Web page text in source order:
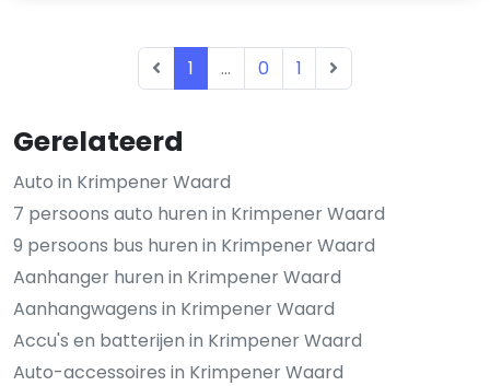
Gerelateerd
Auto in Krimpener Waard
7 persoons auto huren in Krimpener Waard
9 persoons bus huren in Krimpener Waard
Aanhanger huren in Krimpener Waard
Aanhangwagens in Krimpener Waard
Accu's en batterijen in Krimpener Waard
Auto-accessoires in Krimpener Waard
1 ... 0 1